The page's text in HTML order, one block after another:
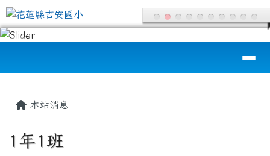
跳至主內容區
花蓮縣吉安國小
本站消息
1年1班